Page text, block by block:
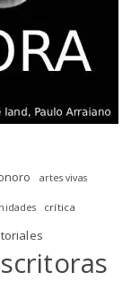
artes vivas
crítica